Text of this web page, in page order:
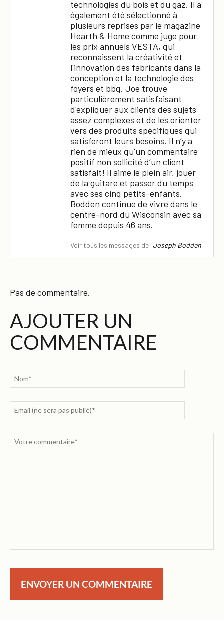
technologies du bois et du gaz. Il a
également été sélectionné à
plusieurs reprises par le magazine
Hearth & Home comme juge pour
les prix annuels VESTA, qui
reconnaissent la créativité et
l'innovation des fabricants dans la
conception et la technologie des
foyers et bbq. Joe trouve
particulièrement satisfaisant
d'expliquer aux clients des sujets
assez complexes et de les orienter
vers des produits spécifiques qui
satisferont leurs besoins. Il n’y a
rien de mieux qu'un commentaire
positif non sollicité d’un client
satisfait! Il aime le plein air, jouer
de la guitare et passer du temps
avec ses cinq petits-enfants.
Bodden continue de vivre dans le
centre-nord du Wisconsin avec sa
femme depuis 46 ans.
Voir tous les messages de: Joseph Bodden
Pas de commentaire.
AJOUTER UN
COMMENTAIRE